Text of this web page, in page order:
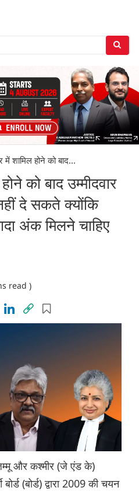
में शामिल होने को बाद...
को बाद उम्मीदवार
दे सकते क्योंकि
अंक मिलने चाहिए
read )
और कश्मीर (जे एंड के)
(बोर्ड) द्वारा 2009 की चयन